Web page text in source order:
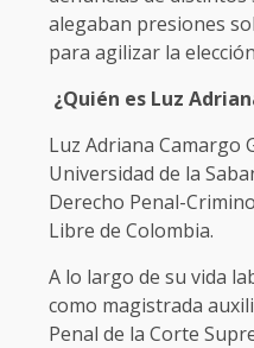
alegaban presiones
para agilizar la
¿Quién es Luz
Luz Adriana Camargo
Universidad de la
Derecho Penal-
Libre de Colombia.
A lo largo de su vida
como magistrada
Penal de la Corte